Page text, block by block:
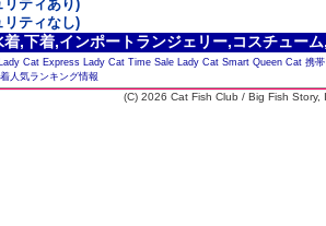
リティあり)
リティなし)
着,下着,インポートランジェリー,コスチュー
Lady Cat Express Lady Cat Time Sale Lady Cat Smart Queen Cat 携
人気ランキング情報
(C) 2026 Cat Fish Club / Big Fish Story,